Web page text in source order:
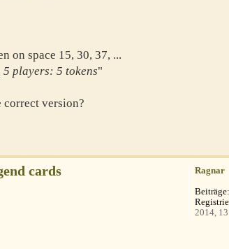
on space 15, 30, 37, ...
players: 5 tokens"
version?
cards
Ragnar
Beiträge:
2014,